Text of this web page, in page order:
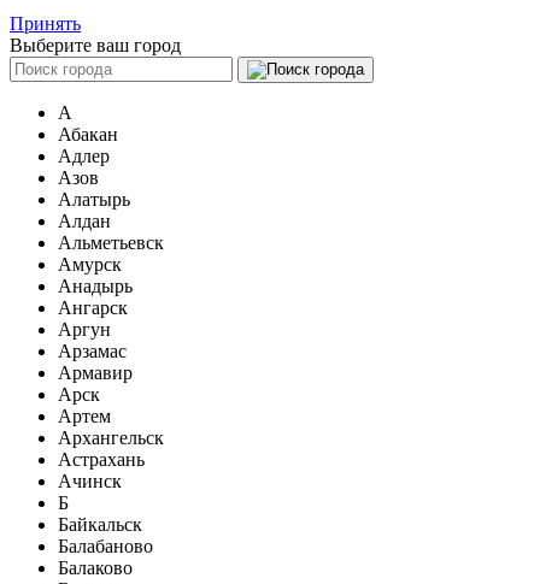
Принять
Выберите ваш город
А
Абакан
Адлер
Азов
Алатырь
Алдан
Альметьевск
Амурск
Анадырь
Ангарск
Аргун
Арзамас
Армавир
Арск
Артем
Архангельск
Астрахань
Ачинск
Б
Байкальск
Балабаново
Балаково